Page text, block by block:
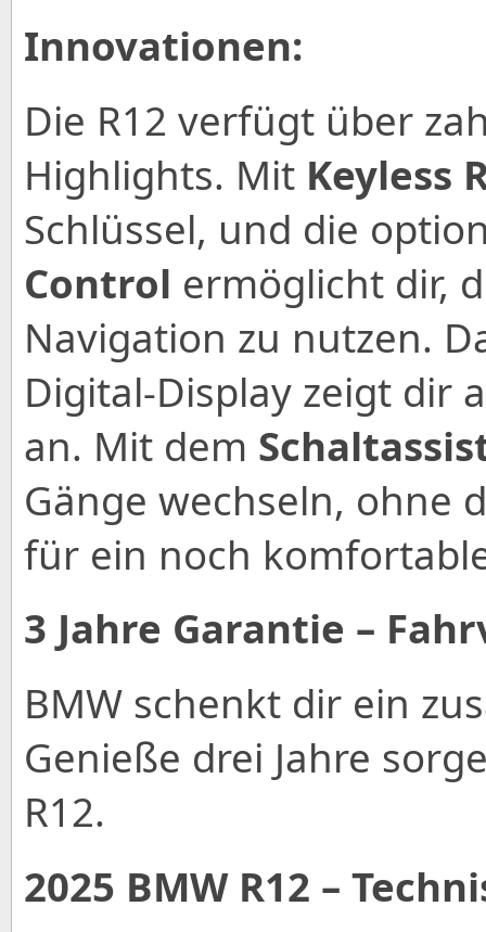
Innovationen:
Die R12 verfügt über
Highlights. Mit Keyless
Schlüssel, und die
Control ermöglicht dir,
Navigation zu nutzen.
Digital-Display zeigt dir
an. Mit dem
Gänge wechseln, ohne
für ein noch
3 Jahre Garantie –
BMW schenkt dir ein
Genieße drei Jahre
R12.
2025 BMW R12 –